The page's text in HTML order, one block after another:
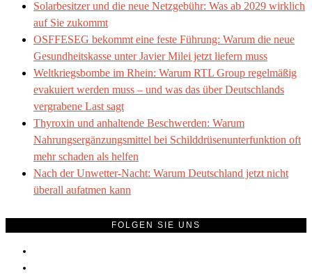
Solarbesitzer und die neue Netzgebühr: Was ab 2029 wirklich
auf Sie zukommt
OSFFESEG bekommt eine feste Führung: Warum die neue
Gesundheitskasse unter Javier Milei jetzt liefern muss
Weltkriegsbombe im Rhein: Warum RTL Group regelmäßig
evakuiert werden muss – und was das über Deutschlands
vergrabene Last sagt
Thyroxin und anhaltende Beschwerden: Warum
Nahrungsergänzungsmittel bei Schilddrüsenunterfunktion oft
mehr schaden als helfen
Nach der Unwetter-Nacht: Warum Deutschland jetzt nicht
überall aufatmen kann
FOLGEN SIE UNS